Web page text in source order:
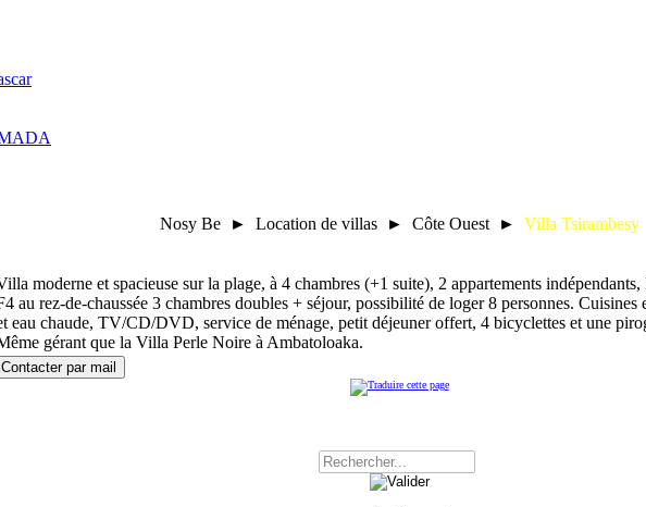
Nosy Be ► Location de villas ► Côte Ouest ► Villa Tsirambesy
moderne et spacieuse sur la plage, à 4 chambres (+1 suite), 2 appartements
au rez-de-chaussée 3 chambres doubles + séjour, possibilité de loger 8 personnes.
eau chaude, TV/CD/DVD, service de ménage, petit déjeuner offert, 4 bicyclettes et une
gérant que la Villa Perle Noire à Ambatoloaka.